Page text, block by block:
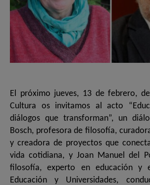
El próximo jueves, 13 de febrero,
Cultura os invitamos al acto
diálogos que transforman”, un
Bosch, profesora de filosofía,
y creadora de proyectos que
vida cotidiana, y Joan Manuel del
filosofía, experto en educación y
Educación y Universidades,